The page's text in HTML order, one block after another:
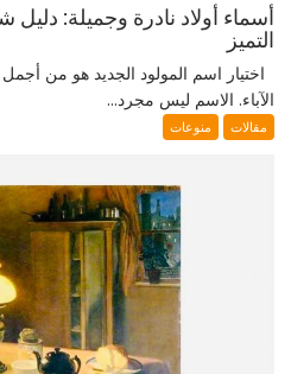
أسماء أولاد نادرة وجميلة: دليل
التميز
اختيار اسم المولود الجديد هو من
الآباء. الاسم ليس مجرد...
مقالات منوعات